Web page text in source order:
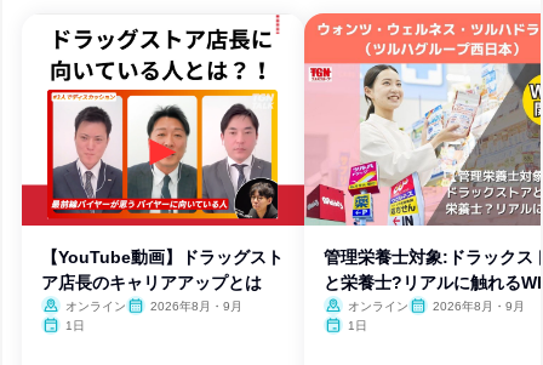
【YouTube動画】ドラッグスト
ア店長のキャリアアップとは
オンライン
2026年8月・9月
1日
管理栄養士対象:ドラックス
と栄養士?リアルに触れる
オンライン
2026年8月・9月
1日